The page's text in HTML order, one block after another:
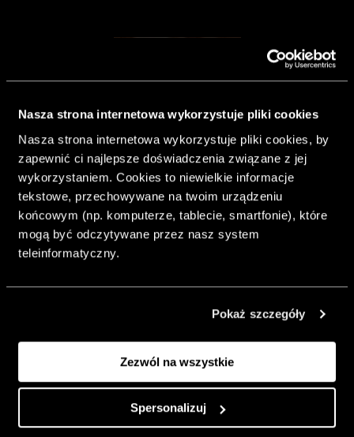
Nasza strona internetowa wykorzystuje pliki cookies
Nasza strona internetowa wykorzystuje pliki cookies, by
zapewnić ci najlepsze doświadczenia związane z jej
wykorzystaniem. Cookies to niewielkie informacje
tekstowe, przechowywane na twoim urządzeniu
końcowym (np. komputerze, tablecie, smartfonie), które
mogą być odczytywane przez nasz system
teleinformatyczny.
Pokaż szczegóły
Zezwól na wszystkie
Spersonalizuj
& Living 40.
„Dom bardziej
Twój. Odważ się
urządzić go
rzemiosło jako
punkt wyjścia
do wnętrz
pełnych
charakteru”.